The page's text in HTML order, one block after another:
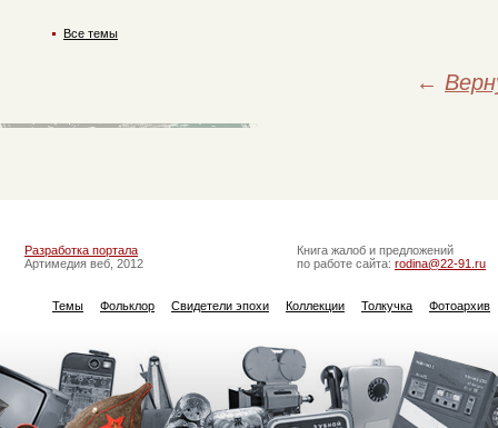
←
Все темы
Разработка портала
Артимедия веб, 2012
Книга жалоб и предложений
по работе сайта: rodina@22-91.ru
Темы Фольклор Свидетели эпохи Коллекции Толкучка Фотоархив